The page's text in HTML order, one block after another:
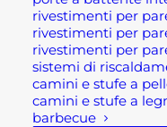
rivestimenti per
rivestimenti per
rivestimenti per
sistemi di
camini e stufe a
camini e stufe a
barbecue
invernale e più
proprio
rigide, con le
basse
e minarne la